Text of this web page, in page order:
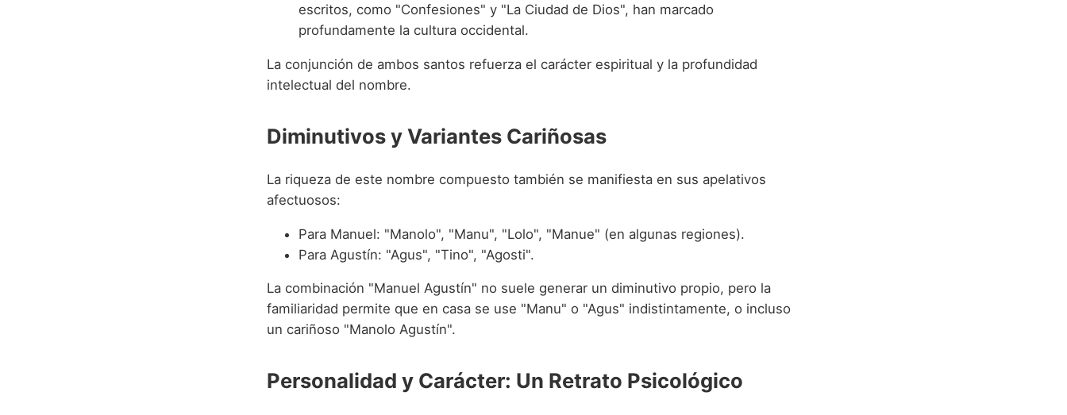
escritos, como "Confesiones" y "La Ciudad de Dios", han marcado
profundamente la cultura occidental.
La conjunción de ambos santos refuerza el carácter espiritual y la profundidad
intelectual del nombre.
Diminutivos y Variantes Cariñosas
La riqueza de este nombre compuesto también se manifiesta en sus apelativos
afectuosos:
Para Manuel: "Manolo", "Manu", "Lolo", "Manue" (en algunas regiones).
Para Agustín: "Agus", "Tino", "Agosti".
La combinación "Manuel Agustín" no suele generar un diminutivo propio, pero la
familiaridad permite que en casa se use "Manu" o "Agus" indistintamente, o incluso
un cariñoso "Manolo Agustín".
Personalidad y Carácter: Un Retrato Psicológico